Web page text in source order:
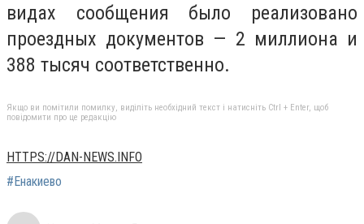
видах сообщения было реализовано
проездных документов — 2 миллиона и
388 тысяч соответственно.
Якщо ви помітили помилку, виділіть необхідний текст і натисніть Ctrl + Enter, щоб
повідомити про це редакцію
HTTPS://DAN-NEWS.INFO
#Енакиево